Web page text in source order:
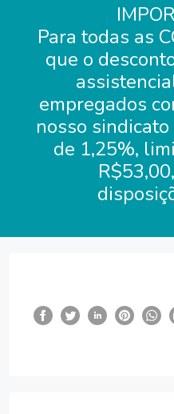
Para todas as
que o
empregados
nosso
de 1,25%,